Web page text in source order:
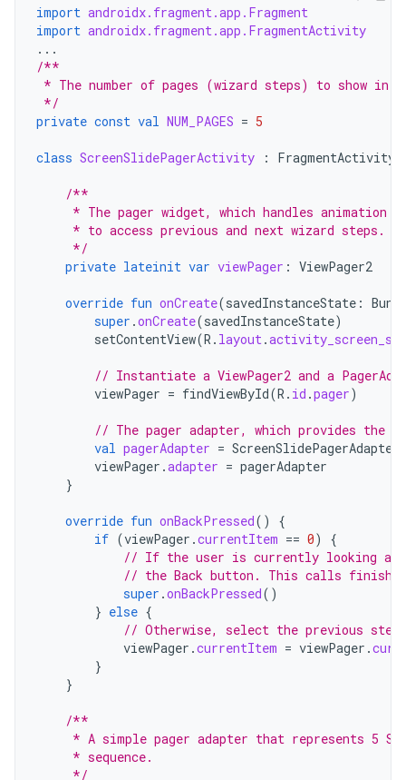
import androidx.fragment.app.Fragment
import androidx.fragment.app.FragmentActivity
...
/**
* The number of pages (wizard steps) to show in
*/
private const val NUM_PAGES = 5
class ScreenSlidePagerActivity : FragmentActivity
/**
* The pager widget, which handles animation
     * to access previous and next wizard steps.
     */
private lateinit var viewPager : ViewPager2
override fun onCreate(savedInstanceState :
super .onCreate(savedInstanceState)
setContentView(R . layout.
// Instantiate a ViewPager2 and a
viewPager = findViewById(R . id .pager)
// The pager adapter, which provides the
val pagerAdapter = ScreenSlidePagerAdapter
viewPager .adapter = pagerAdapter
}
override fun onBackPressed()
{
if (viewPager .currentItem == 0)
{
// If the user is currently looking at
// the Back button. This calls
super .onBackPressed()
} else {
// Otherwise, select the previous step.
viewPager .currentItem = viewPager .
}
}
/**
* A simple pager adapter that represents 5
     * sequence.
     */